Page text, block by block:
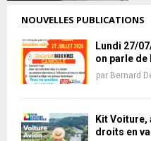
NOUVELLES PUBLICATIONS
Lundi 27/
on parle de
par Bernard
Kit Voiture,
droits en